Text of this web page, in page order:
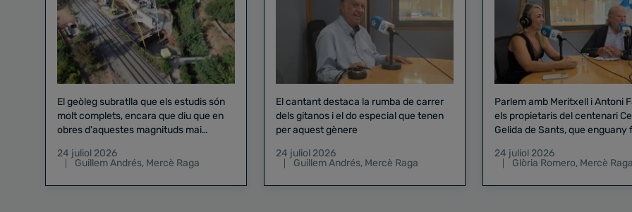
El geòleg subratlla que els estudis són
molt complets, encara que diu que en
obres d'aquestes magnituds mai
24 juliol 2026
Guillem Andrés, Mercè Raga
El cantant destaca la rumba de carrer
dels gitanos i el do especial que tenen
per aquest gènere
24 juliol 2026
Guillem Andrés, Mercè Raga
Parlem amb Meritxell i Antoni
els propietaris del centenari Celler
Gelida de Sants, que enguany
24 juliol 2026
Glòria Romero, Mercè Raga